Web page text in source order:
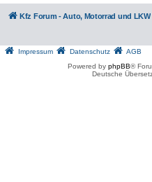
Kfz Forum - Auto, Motorrad und LKW
Impressum Datenschutz
AGB
Powered by phpBB®
Deutsche